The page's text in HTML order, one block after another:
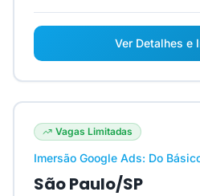
Ver Detalhes e
Vagas Limitadas
Imersão Google Ads: Do
São Paulo/SP